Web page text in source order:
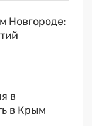
Новгороде:
в
в Крым